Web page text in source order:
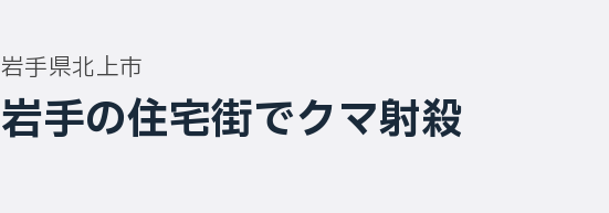
岩手県北上市
岩手の住宅街でクマ射殺